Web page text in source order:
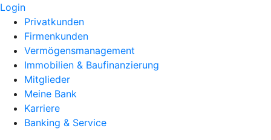
Login
Privatkunden
Firmenkunden
Vermögensmanagement
Immobilien & Baufinanzierung
Mitglieder
Meine Bank
Karriere
Banking & Service